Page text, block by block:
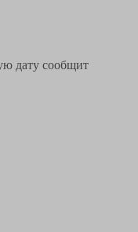
дату сообщит